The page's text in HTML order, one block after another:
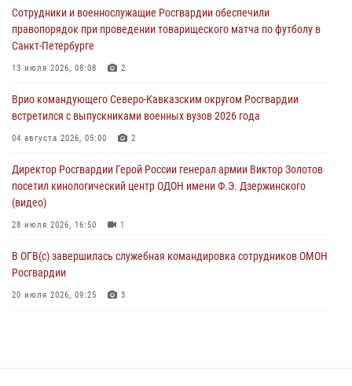
угрожавшего подростку травматическим пистолетом
06 августа 2026, 11:33
В Зауралье при содействии СОБР Росгвардии ликвидирована
06 августа 2026, 11:27
В Москве росгвардейцы задержали троих мужчин, устроивших
06 августа 2026, 11:20 1
Сотрудники и военнослужащие Росгвардии обеспечили
правопорядок при проведении товарищеского матча по футболу в
Санкт-Петербурге
13 июля 2026, 08:08 2
Врио командующего Северо-Кавказским округом Росгвардии
встретился с выпускниками военных вузов 2026 года
04 августа 2026, 05:00 2
Директор Росгвардии Герой России генерал армии Виктор Золотов
посетил кинологический центр ОДОН имени Ф.Э. Дзержинского
(видео)
28 июля 2026, 16:50 1
В ОГВ(с) завершилась служебная командировка сотрудников ОМОН
Росгвардии
20 июля 2026, 09:25 3